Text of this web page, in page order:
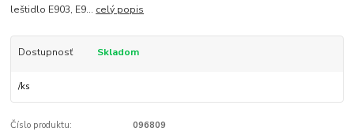
leštidlo E903, E9... celý popis
Dostupnosť Skladom
/ks
Číslo produktu: 096809